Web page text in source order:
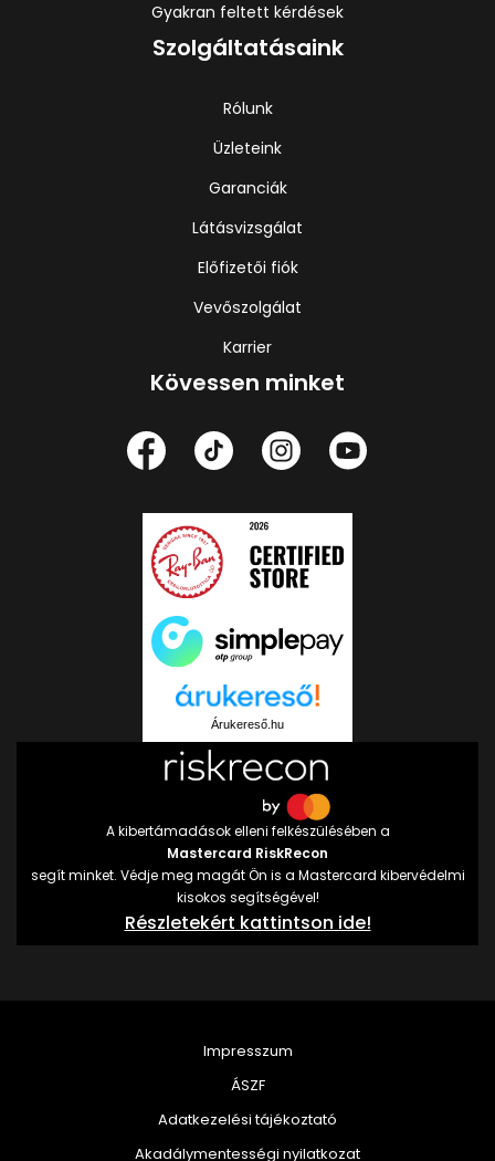
Gyakran feltett kérdések
Szolgáltatásaink
Rólunk
Üzleteink
Garanciák
Látásvizsgálat
Előfizetői fiók
Vevőszolgálat
Karrier
Kövessen minket
Árukereső.hu
A kibertámadások elleni felkészülésében a
Mastercard RiskRecon
segít minket. Védje meg magát Ön is a Mastercard kibervédelmi
kisokos segítségével!
Részletekért kattintson ide!
Impresszum
ÁSZF
Adatkezelési tájékoztató
Akadálymentességi nyilatkozat